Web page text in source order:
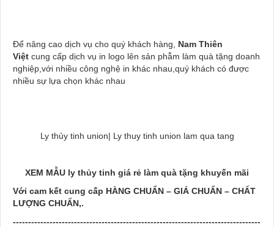
Để nâng cao dịch vụ cho quý khách hàng, Nam Thiên
Việt cung cấp dịch vụ in logo lên sản phẫm làm quà tặng doanh
nghiệp,với nhiều công nghệ in khác nhau,quý khách có được
nhiều sự lựa chọn khác nhau
Ly thủy tinh union| Ly thuy tinh union lam qua tang
XEM MẪU ly thủy tinh giá rẻ làm quà tặng khuyến mãi
Với cam kết cung cấp HÀNG CHUẨN – GIÁ CHUẨN – CHẤT
LƯỢNG CHUẨN,.
---------------------------------------------------------------------------------